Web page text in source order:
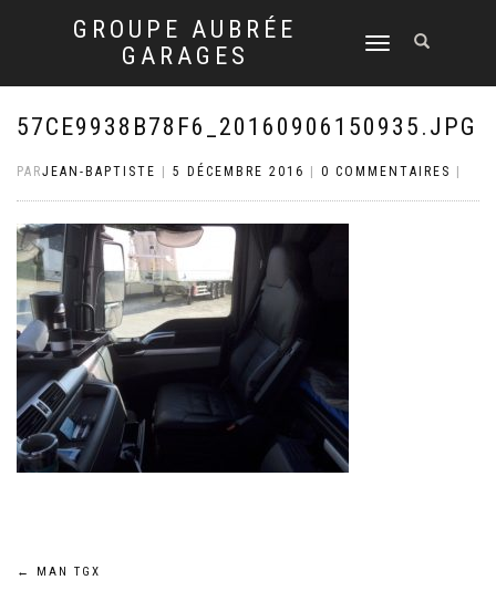
GROUPE AUBRÉE
GARAGES
DÉPLIER
NAVIGATION
57CE9938B78F6_20160906150935.JPG
PARJEAN-BAPTISTE 5 DÉCEMBRE 2016 0 COMMENTAIRES
Navigation
← MAN TGX